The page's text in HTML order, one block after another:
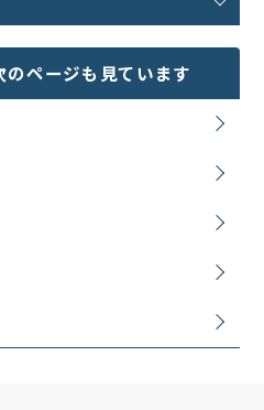
ページも見ています